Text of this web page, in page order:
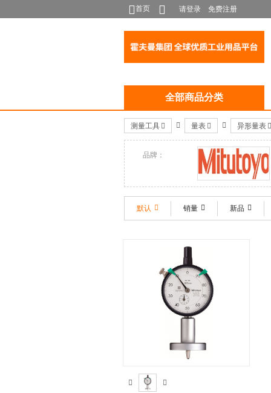
首页 请登录 免费注册
全部商品分类
测量工具 量表 异形量表
品牌：
Mitutoyo
默认
销量 新品